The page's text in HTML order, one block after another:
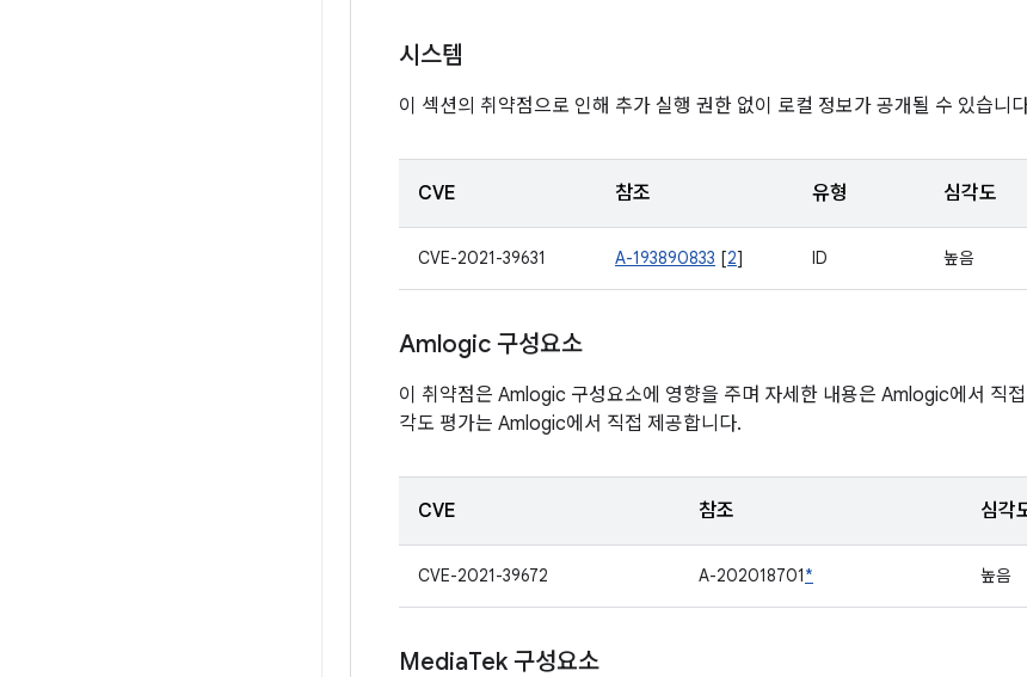
시스템
이 섹션의 취약점으로 인해 추가 실행 권한 없이 로컬 정보가 공개될 수 있습니
CVE 참조 유형 심각도
CVE-2021-39631 A-193890833 [2] ID 높음
Amlogic 구성요소
이 취약점은 Amlogic 구성요소에 영향을 주며 자세한 내용은 Amlogic에서 직
각도 평가는 Amlogic에서 직접 제공합니다.
CVE 참조 심각
CVE-2021-39672 A-202018701* 높음
MediaTek 구성요소